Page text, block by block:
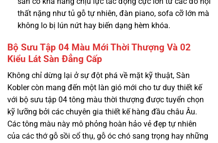
thất nặng như tủ gỗ tự nhiên, đàn piano, sofa cỡ lớn mà
không lo bị lún nứt hay biến dạng hèm khóa.
Bộ Sưu Tập 04 Màu Mới Thời Thượng Và 02
Kiểu Lát Sàn Đẳng Cấp
Không chỉ dừng lại ở sự đột phá về mặt kỹ thuật, Sàn
Kobler còn mang đến một làn gió mới cho tư duy thiết kế
với bộ sưu tập 04 tông màu thời thượng được tuyển chọn
kỹ lưỡng bởi các chuyên gia thiết kế hàng đầu châu Âu.
Các tông màu này mô phỏng hoàn hảo vẻ đẹp tự nhiên
của các thớ gỗ sồi cổ thụ, gỗ óc chó sang trọng hay những